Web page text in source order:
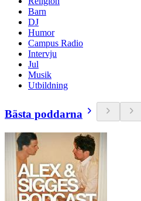
Barn
DJ
Humor
Campus Radio
Intervju
Jul
Musik
Utbildning
Bästa poddarna